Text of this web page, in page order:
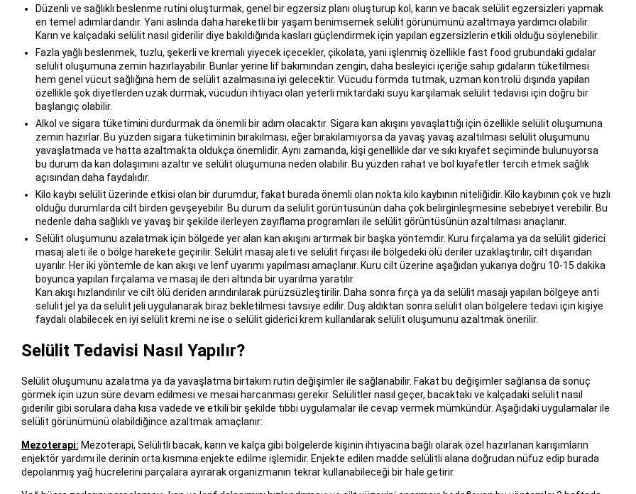
Düzenli ve sağlıklı beslenme rutini oluşturmak, genel bir egzersiz planı oluşturup kol, karın ve bacak selülit egzersizleri yapmak
en temel adımlardandır. Yani aslında daha hareketli bir yaşam benimsemek selülit görünümünü azaltmaya yardımcı olabilir.
Karın ve kalçadaki selülit nasıl giderilir diye bakıldığında kasları güçlendirmek için yapılan egzersizlerin etkili olduğu söylenebilir.
Fazla yağlı beslenmek, tuzlu, şekerli ve kremalı yiyecek içecekler, çikolata, yani işlenmiş özellikle fast food grubundaki gıdalar
selülit oluşumuna zemin hazırlayabilir. Bunlar yerine lif bakımından zengin, daha besleyici içeriğe sahip gıdaların tüketilmesi
hem genel vücut sağlığına hem de selülit azalmasına iyi gelecektir. Vücudu formda tutmak, uzman kontrolü dışında yapılan
özellikle şok diyetlerden uzak durmak, vücudun ihtiyacı olan yeterli miktardaki suyu karşılamak selülit tedavisi için doğru bir
başlangıç olabilir.
Alkol ve sigara tüketimini durdurmak da önemli bir adım olacaktır. Sigara kan akışını yavaşlattığı için özellikle selülit oluşumuna
zemin hazırlar. Bu yüzden sigara tüketiminin bırakılması, eğer bırakılamıyorsa da yavaş yavaş azaltılması selülit oluşumunu
yavaşlatmada ve hatta azaltmakta oldukça önemlidir. Aynı zamanda, kişi genellikle dar ve sıkı kıyafet seçiminde bulunuyorsa
bu durum da kan dolaşımını azaltır ve selülit oluşumuna neden olabilir. Bu yüzden rahat ve bol kıyafetler tercih etmek sağlık
açısından daha faydalıdır.
Kilo kaybı selülit üzerinde etkisi olan bir durumdur, fakat burada önemli olan nokta kilo kaybının niteliğidir. Kilo kaybının çok ve hızlı
olduğu durumlarda cilt birden gevşeyebilir. Bu durum da selülit görüntüsünün daha çok belirginleşmesine sebebiyet verebilir. Bu
nedenle daha sağlıklı ve yavaş bir şekilde ilerleyen zayıflama programları ile selülit görüntüsünün azaltılması anaçlanır.
Selülit oluşumunu azalatmak için bölgede yer alan kan akışını artırmak bir başka yöntemdir. Kuru fırçalama ya da selülit giderici
masaj aleti ile o bölge harekete geçirilir. Selülit masaj aleti ve selülit fırçası ile bölgedeki ölü deriler uzaklaştırılır, cilt dışarıdan
uyarılır. Her iki yöntemle de kan akışı ve lenf uyarımı yapılması amaçlanır. Kuru cilt üzerine aşağıdan yukarıya doğru 10-15 dakika
boyunca yapılan fırçalama ve masaj ile deri altında bir uyarılma yaratılır.
Kan akışı hızlandırılır ve cilt ölü deriden arındırılarak pürüzsüzleştirilir. Daha sonra fırça ya da selülit masajı yapılan bölgeye anti
selülit jel ya da selülit jeli uygulanarak biraz bekletilmesi tavsiye edilir. Duş aldıktan sonra selülit olan bölgelere tedavi için kişiye
faydalı olabilecek en iyi selülit kremi ne ise o selülit giderici krem kullanılarak selülit oluşumunu azaltmak önerilir.
Selülit Tedavisi Nasıl Yapılır?
Selülit oluşumunu azalatma ya da yavaşlatma birtakım rutin değişimler ile sağlanabilir. Fakat bu değişimler sağlansa da sonuç
görmek için uzun süre devam edilmesi ve mesai harcanması gerekir. Selülitler nasıl geçer, bacaktaki ve kalçadaki selülit nasıl
giderilir gibi sorulara daha kısa vadede ve etkili bir şekilde tıbbi uygulamalar ile cevap vermek mümkündür. Aşağıdaki uygulamalar ile
selülit görünümünü olabildiğince azaltmak amaçlanır:
Mezoterapi: Mezoterapi, Selülitli bacak, karın ve kalça gibi bölgelerde kişinin ihtiyacına bağlı olarak özel hazırlanan karışımların
enjektör yardımı ile derinin orta kısmına enjekte edilme işlemidir. Enjekte edilen madde selülitli alana doğrudan nüfuz edip burada
depolanmış yağ hücrelerini parçalara ayırarak organizmanın tekrar kullanabileceği bir hale getirir.